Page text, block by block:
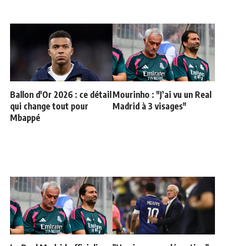
Ballon d'Or 2026 : ce détail
qui change tout pour
Mbappé
Mourinho : "J’ai vu un Real
Madrid à 3 visages"